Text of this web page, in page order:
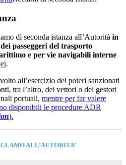
di seconda istanza all’Autorità in
passeggeri del trasporto
e per vie navigabili interne
.
all’esercizio dei poteri sanzionati
tra l’altro, dei vettori o dei gestori
portuali, mentre per far valere
disponibili le procedure ADR
).
ALL’AUTORITA’